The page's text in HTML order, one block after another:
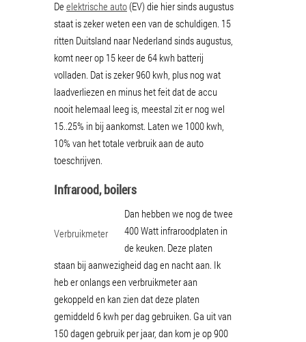
De elektrische auto (EV) die hier sinds augustus
staat is zeker weten een van de schuldigen. 15
ritten Duitsland naar Nederland sinds augustus,
komt neer op 15 keer de 64 kwh batterij
volladen. Dat is zeker 960 kwh, plus nog wat
laadverliezen en minus het feit dat de accu
nooit helemaal leeg is, meestal zit er nog wel
15..25% in bij aankomst. Laten we 1000 kwh,
10% van het totale verbruik aan de auto
toeschrijven.
Infrarood, boilers
Verbruikmeter
Dan hebben we nog de twee
400 Watt infraroodplaten in
de keuken. Deze platen
staan bij aanwezigheid dag en nacht aan. Ik
heb er onlangs een verbruikmeter aan
gekoppeld en kan zien dat deze platen
gemiddeld 6 kwh per dag gebruiken. Ga uit van
150 dagen gebruik per jaar, dan kom je op 900